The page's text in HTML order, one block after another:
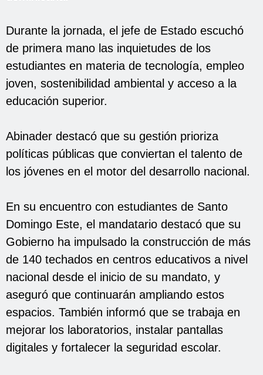
Durante la jornada, el jefe de Estado escuchó
de primera mano las inquietudes de los
estudiantes en materia de tecnología, empleo
joven, sostenibilidad ambiental y acceso a la
educación superior.
Abinader destacó que su gestión prioriza
políticas públicas que conviertan el talento de
los jóvenes en el motor del desarrollo nacional.
En su encuentro con estudiantes de Santo
Domingo Este, el mandatario destacó que su
Gobierno ha impulsado la construcción de más
de 140 techados en centros educativos a nivel
nacional desde el inicio de su mandato, y
aseguró que continuarán ampliando estos
espacios. También informó que se trabaja en
mejorar los laboratorios, instalar pantallas
digitales y fortalecer la seguridad escolar.